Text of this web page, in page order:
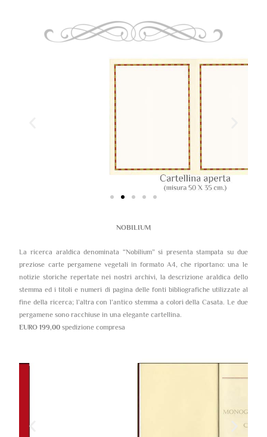
NOBILIUM
La ricerca araldica denominata “Nobilium” si presenta stampata su due
preziose carte pergamene vegetali in formato A4, che riportano: una le
notizie storiche repertate nei nostri archivi, la descrizione araldica dello
stemma ed i titoli e numeri di pagina delle fonti bibliografiche utilizzate al
fine della ricerca; l’altra con l’antico stemma a colori della Casata. Le due
pergamene sono racchiuse in una elegante cartellina.
EURO 199,00 spedizione compresa